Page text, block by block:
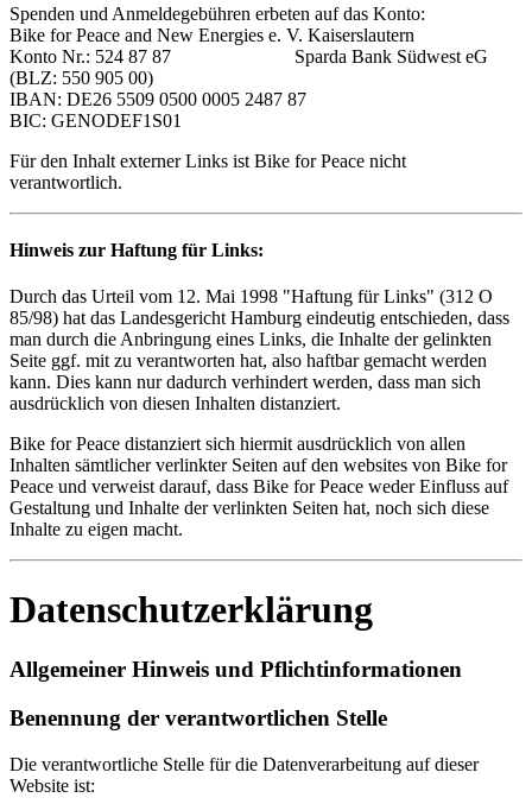
Spenden und Anmeldegebühren erbeten auf das Konto:
Bike for Peace and New Energies e. V. Kaiserslautern
Konto Nr.: 524 87 87 Sparda Bank Südwest eG
(BLZ: 550 905 00)
IBAN: DE26 5509 0500 0005 2487 87
BIC: GENODEF1S01
Für den Inhalt externer Links ist Bike for Peace nicht
verantwortlich.
Hinweis zur Haftung für Links:
Durch das Urteil vom 12. Mai 1998 "Haftung für Links" (312 O
85/98) hat das Landesgericht Hamburg eindeutig entschieden, dass
man durch die Anbringung eines Links, die Inhalte der gelinkten
Seite ggf. mit zu verantworten hat, also haftbar gemacht werden
kann. Dies kann nur dadurch verhindert werden, dass man sich
ausdrücklich von diesen Inhalten distanziert.
Bike for Peace distanziert sich hiermit ausdrücklich von allen
Inhalten sämtlicher verlinkter Seiten auf den websites von Bike for
Peace und verweist darauf, dass Bike for Peace weder Einfluss auf
Gestaltung und Inhalte der verlinkten Seiten hat, noch sich diese
Inhalte zu eigen macht.
Datenschutzerklärung
Allgemeiner Hinweis und Pflichtinformationen
Benennung der verantwortlichen Stelle
Die verantwortliche Stelle für die Datenverarbeitung auf dieser
Website ist: